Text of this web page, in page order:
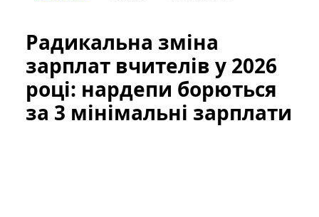
Радикальна зміна
зарплат вчителів у 2026
році: нардепи борються
за 3 мінімальні зарплати